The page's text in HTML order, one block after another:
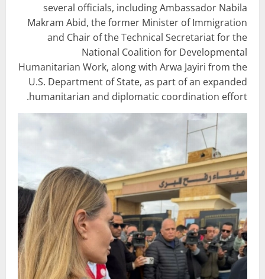
several officials, including Ambassador Nabila
Makram Abid, the former Minister of Immigration
and Chair of the Technical Secretariat for the
National Coalition for Developmental
Humanitarian Work, along with Arwa Jayiri from the
U.S. Department of State, as part of an expanded
humanitarian and diplomatic coordination effort.